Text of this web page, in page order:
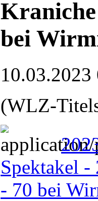
Kraniche
bei
10.03.2023
(WLZ-
Spektakel -
- 70 bei